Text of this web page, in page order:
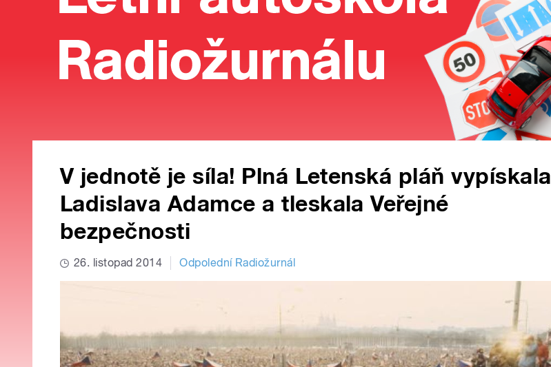
V jednotě je síla! Plná Letenská pláň vypískala
Ladislava Adamce a tleskala Veřejné
bezpečnosti
26. listopad 2014 Odpolední Radiožurnál